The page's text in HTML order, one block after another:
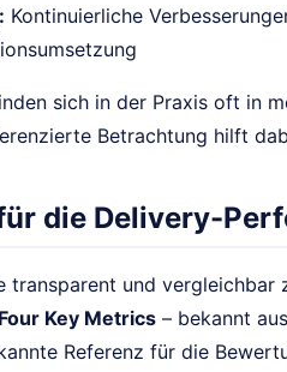
Kontinuierliche
sich in der Praxis oft in
Betrachtung hilft
die Delivery-
transparent und vergleichbar
Four Key Metrics – bekannt
Referenz für die